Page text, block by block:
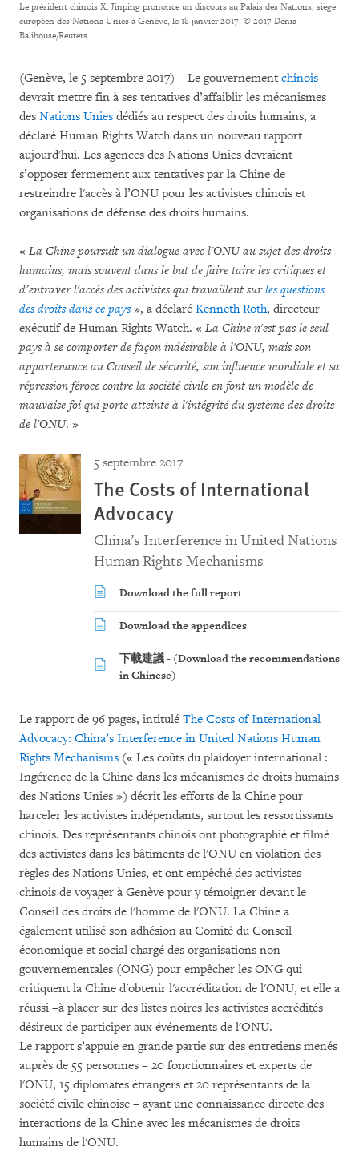
Le président chinois Xi Jinping prononce un discours au Palais des Nations, siège
européen des Nations Unies à Genève, le 18 janvier 2017. © 2017 Denis
Balibouse/Reuters
(Genève, le 5 septembre 2017) – Le gouvernement chinois
devrait mettre fin à ses tentatives d’affaiblir les mécanismes
des Nations Unies dédiés au respect des droits humains, a
déclaré Human Rights Watch dans un nouveau rapport
aujourd'hui. Les agences des Nations Unies devraient
s’opposer fermement aux tentatives par la Chine de
restreindre l'accès à l’ONU pour les activistes chinois et
organisations de défense des droits humains.
« La Chine poursuit un dialogue avec l'ONU au sujet des droits
humains, mais souvent dans le but de faire taire les critiques et
d’entraver l'accès des activistes qui travaillent surles questions
des droits dans ce pays», a déclaré Kenneth Roth, directeur
exécutif de Human Rights Watch. « La Chine n'est pas le seul
pays à se comporter de façon indésirable à l'ONU, mais son
appartenance au Conseil de sécurité, son influence mondiale et sa
répression féroce contre la société civile en font un modèle de
mauvaise foi qui porte atteinte à l'intégrité du système des droits
de l'ONU. »
5 septembre 2017
The Costs of International
Advocacy
China’s Interference in United Nations
Human Rights Mechanisms
Download the full report
Download the appendices
下載建議 - (Download the recommendations
in Chinese)
Le rapport de 96 pages, intitulé The Costs of International
Advocacy: China’s Interference in United Nations Human
Rights Mechanisms (« Les coûts du plaidoyer international :
Ingérence de la Chine dans les mécanismes de droits humains
des Nations Unies ») décrit les efforts de la Chine pour
harceler les activistes indépendants, surtout les ressortissants
chinois. Des représentants chinois ont photographié et filmé
des activistes dans les bâtiments de l'ONU en violation des
règles des Nations Unies, et ont empêché des activistes
chinois de voyager à Genève pour y témoigner devant le
Conseil des droits de l'homme de l'ONU. La Chine a
également utilisé son adhésion au Comité du Conseil
économique et social chargé des organisations non
gouvernementales (ONG) pour empêcher les ONG qui
critiquent la Chine d'obtenir l'accréditation de l'ONU, et elle a
réussi –à placer sur des listes noires les activistes accrédités
désireux de participer aux événements de l'ONU.
Le rapport s’appuie en grande partie sur des entretiens menés
auprès de 55 personnes – 20 fonctionnaires et experts de
l'ONU, 15 diplomates étrangers et 20 représentants de la
société civile chinoise – ayant une connaissance directe des
interactions de la Chine avec les mécanismes de droits
humains de l'ONU.